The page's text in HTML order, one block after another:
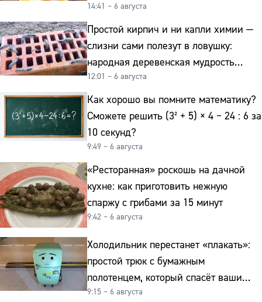
14:41 – 6 августа
Простой кирпич и ни капли химии —
слизни сами полезут в ловушку:
народная деревенская мудрость
реально работает
12:01 – 6 августа
Как хорошо вы помните математику?
Сможете решить (3² + 5) × 4 − 24 : 6 за
10 секунд?
9:49 – 6 августа
«Ресторанная» роскошь на дачной
кухне: как приготовить нежную
спаржу с грибами за 15 минут
9:42 – 6 августа
Холодильник перестанет «плакать»:
простой трюк с бумажным
полотенцем, который спасёт ваши
овощи от гнили
9:15 – 6 августа